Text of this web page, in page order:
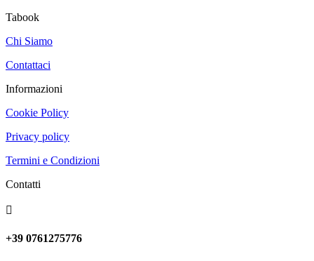
Tabook
Chi Siamo
Contattaci
Informazioni
Cookie Policy
Privacy policy
Termini e Condizioni
Contatti

+39 0761275776